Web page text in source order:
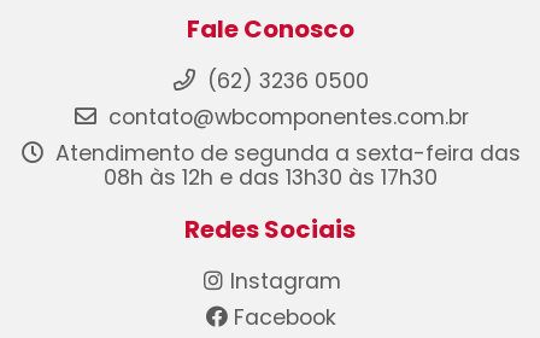
Fale Conosco
(62) 3236 0500
contato@wbcomponentes.com.br
Atendimento de segunda a sexta-feira das
08h às 12h e das 13h30 às 17h30
Redes Sociais
Instagram
Facebook